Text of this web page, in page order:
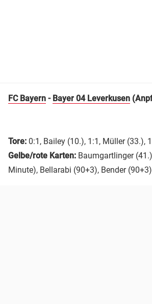
FC Bayern - Bayer 04 Leverkusen
Tore: 0:1, Bailey (10.), 1:1, Müller (33.),
Gelbe/rote Karten: Baumgartlinger
Minute), Bellarabi (90+3), Bender